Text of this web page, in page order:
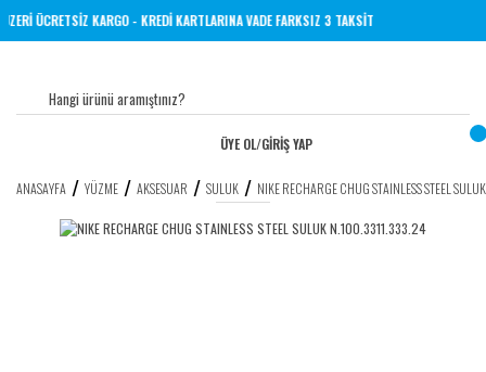
ÜZERİ ÜCRETSİZ KARGO - KREDİ KARTLARINA VADE FARKSIZ 3 TAKSİT
ÜYE OL/GİRİŞ YAP
ANASAYFA YÜZME AKSESUAR SULUK NIKE RECHARGE CHUG STAINLESS STEEL